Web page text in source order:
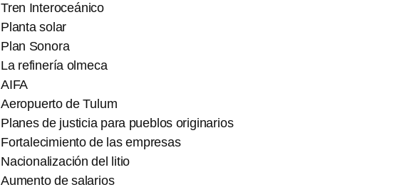
Tren Interoceánico
Planta solar
Plan Sonora
La refinería olmeca
AIFA
Aeropuerto de Tulum
Planes de justicia para pueblos originarios
Fortalecimiento de las empresas
Nacionalización del litio
Aumento de salarios